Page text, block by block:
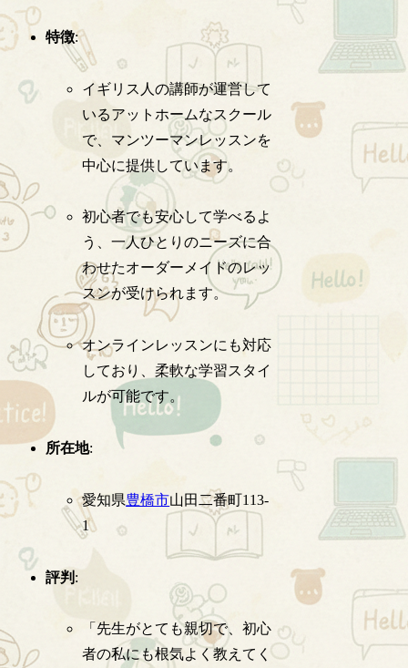
特徴:
イギリス人の講師が運営して
いるアットホームなスクール
で、マンツーマンレッスンを
中心に提供しています。
初心者でも安心して学べるよ
う、一人ひとりのニーズに合
わせたオーダーメイドのレッ
スンが受けられます。
オンラインレッスンにも対応
しており、柔軟な学習スタイ
ルが可能です。
所在地:
愛知県豊橋市山田二番町113-
1
評判 :
「先生がとても親切で、初心
者の私にも根気よく教えてく